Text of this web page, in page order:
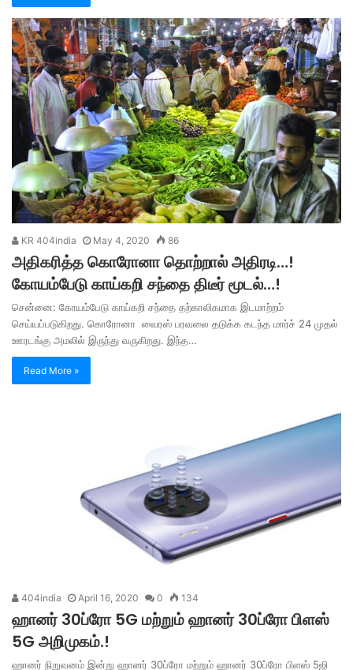
KR 404india May 4, 2020 86
அதிகரித்த கொரோனா தொற்றால் அதிரடி…!
கோயம்பேடு காய்கறி சந்தை திடீர் மூடல்…!
சென்னை: கோயம்பேடு காய்கறி சந்தை தற்காலிகமாக இடமாற்றம்
செய்யப்படுகிறது. கொரோனா வைரஸ் பரவலை தடுக்க கடந்த மார்ச் 24 முதல்
ஊரடங்கு அமலில் இருந்து வருகிறது. இந்த…
Read More »
404india April 16, 2020 0 134
ஹானர் 30ப்ரோ 5G மற்றும் ஹானர் 30ப்ரோ பிளஸ்
5G அறிமுகம்.!
ஹானர் நிறுவனம் இன்று ஹானர் 30ப்ரோ மற்றும் ஹானர் 30ப்ரோ பிளஸ் 5ஜி